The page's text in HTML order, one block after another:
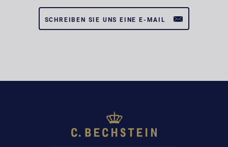
SCHREIBEN SIE UNS EINE E-MAIL